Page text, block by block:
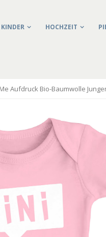
KINDER HOCHZEIT
Aufdruck Bio-Baumwolle